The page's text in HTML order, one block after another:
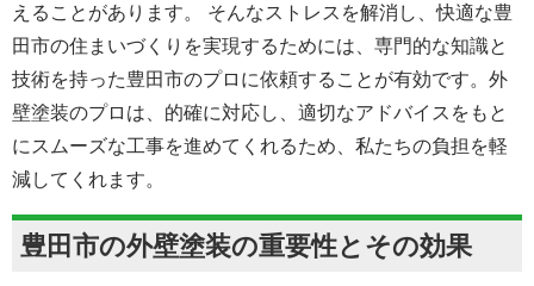
えることがあります。 そんなストレスを解消し、快適な豊
田市の住まいづくりを実現するためには、専門的な知識と
技術を持った豊田市のプロに依頼することが有効です。外
壁塗装のプロは、的確に対応し、適切なアドバイスをもと
にスムーズな工事を進めてくれるため、私たちの負担を軽
減してくれます。
豊田市の外壁塗装の重要性とその効果